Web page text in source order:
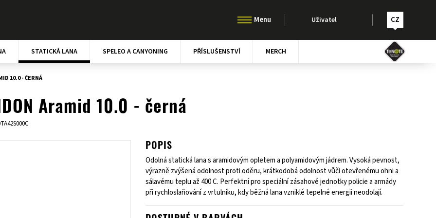
Uživatel CZ
STATICKÁ LANA SPELEO A CANYONING PŘÍSLUŠENSTVÍ MERCH
10.0 - ČERNÁ
Aramid 10.0 - černá
POPIS
Odolná statická lana s aramidovým opletem a polyamidovým jádrem. Vysoká pevnost,
výrazně zvýšená odolnost proti oděru, krátkodobá odolnost vůči otevřenému ohni a
sálavému teplu až 400 C. Perfektní pro speciální zásahové jednotky policie a armády
při rychloslaňování z vrtulníku, kdy běžná lana vzniklé tepelné energii neodolají.